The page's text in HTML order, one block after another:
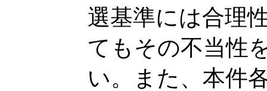
選基準には合理
てもその不当性
い。また、本件